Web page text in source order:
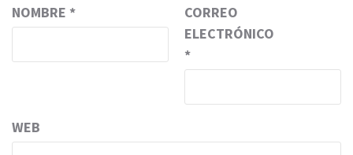
NOMBRE *
CORREO
ELECTRÓNICO
*
WEB